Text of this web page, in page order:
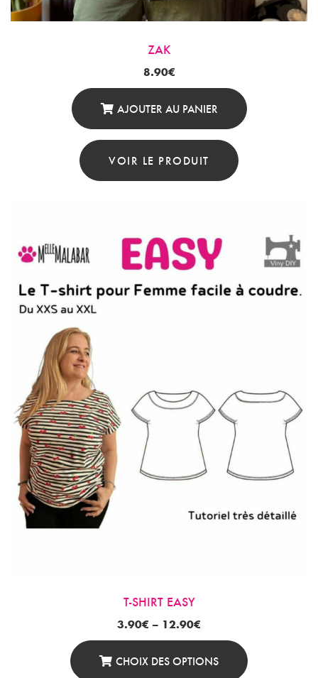
ZAK
8.90€
AJOUTER AU PANIER
VOIR LE PRODUIT
T-SHIRT EASY
3.90€ – 12.90€
CHOIX DES OPTIONS